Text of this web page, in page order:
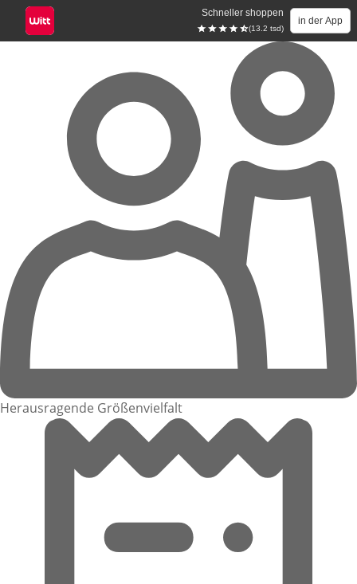
Schneller shoppen
(13.2 tsd)
in der App
Herausragende Größenvielfalt